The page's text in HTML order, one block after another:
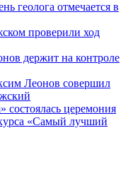
геолога отмечается в
проверили ход
держит на контроле
Леонов совершил
церемония
«Самый лучший